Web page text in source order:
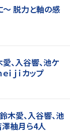
～ 脱力と軸の感
、入谷響、池ケ
ｊｉカップ
木愛、入谷響、池
柚月ら4人